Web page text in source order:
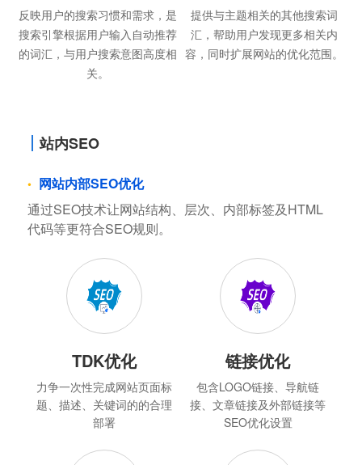
反映用户的搜索习惯和需求，是
搜索引擎根据用户输入自动推荐
的词汇，与用户搜索意图高度相
关。
提供与主题相关的其他搜索词
汇，帮助用户发现更多相关内
容，同时扩展网站的优化范围。
站内SEO
网站内部SEO优化
通过SEO技术让网站结构、层次、内部标签及HTML
代码等更符合SEO规则。
TDK优化
力争一次性完成网站页面标
题、描述、关键词的的合理
部署
链接优化
包含LOGO链接、导航链
接、文章链接及外部链接等
SEO优化设置